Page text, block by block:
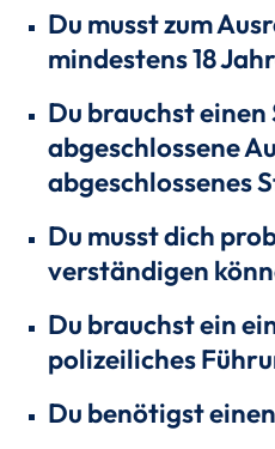
Du musst zum
mindestens 18
Du brauchst einen
abgeschlossene
abgeschlossenes
Du musst dich
verständigen
Du brauchst ein
polizeiliches
Du benötigst